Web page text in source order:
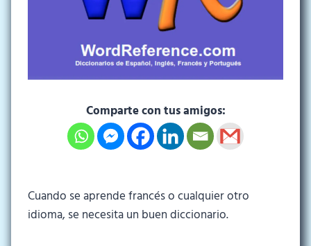
Comparte con tus amigos:
Cuando se aprende francés o cualquier otro
idioma, se necesita un buen diccionario.